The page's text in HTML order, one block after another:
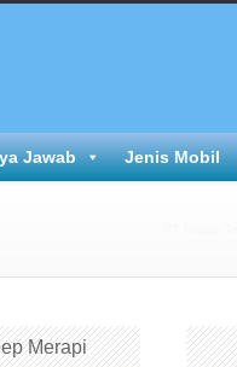
Jawab Jenis Mobil
Merapi